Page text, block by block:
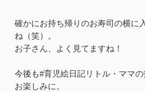
確かにお持ち帰りのお寿司の横に
ね（笑）。
お子さん、よく見てますね！
今後も#育児絵日記リトル・ママの
お楽しみに。